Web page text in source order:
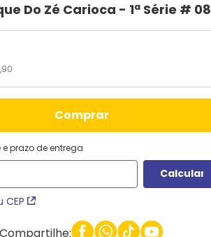
Do Zé Carioca - 1ª Série # 08
,90
comprar
prazo de entrega
CEP
Compartilhe: